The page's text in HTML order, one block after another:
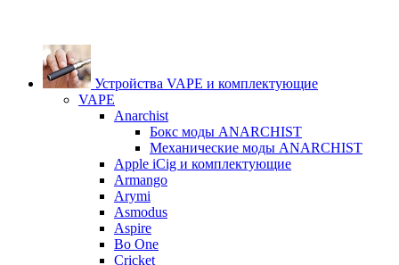
Устройства VAPE и комплектующие
VAPE
Anarchist
Бокс моды ANARCHIST
Механические моды ANARCHIST
Apple iCig и комплектующие
Armango
Arymi
Asmodus
Aspire
Bo One
Cricket